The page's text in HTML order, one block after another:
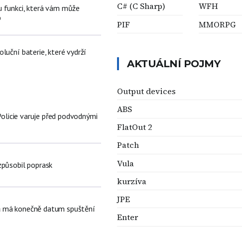
která vám může
baterie, které vydrží
varuje před podvodnými
poprask
konečně datum spuštění
C# (C Sharp)
PIF
WFH
MMORPG
AKTUÁLNÍ POJMY
Output devices
ABS
FlatOut 2
Patch
Vula
kurzíva
JPE
Enter